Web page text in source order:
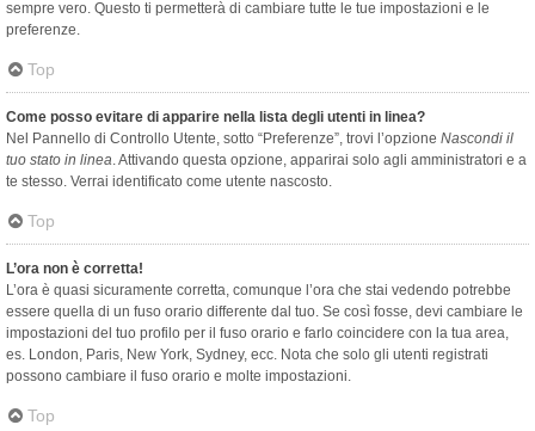
sempre vero. Questo ti permetterà di cambiare tutte le tue impostazioni e le
preferenze.
Top
Come posso evitare di apparire nella lista degli utenti in linea?
Nel Pannello di Controllo Utente, sotto “Preferenze”, trovi l’opzione Nascondi il
tuo stato in linea. Attivando questa opzione, apparirai solo agli amministratori e a
te stesso. Verrai identificato come utente nascosto.
Top
L’ora non è corretta!
L’ora è quasi sicuramente corretta, comunque l’ora che stai vedendo potrebbe
essere quella di un fuso orario differente dal tuo. Se così fosse, devi cambiare le
impostazioni del tuo profilo per il fuso orario e farlo coincidere con la tua area,
es. London, Paris, New York, Sydney, ecc. Nota che solo gli utenti registrati
possono cambiare il fuso orario e molte impostazioni.
Top